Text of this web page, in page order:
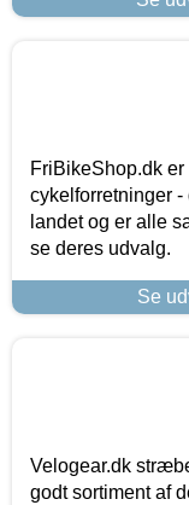
FriBikeShop.dk
cykelforretninger
landet og er alle
se deres udvalg.
Se
Velogear.dk
godt sortiment af